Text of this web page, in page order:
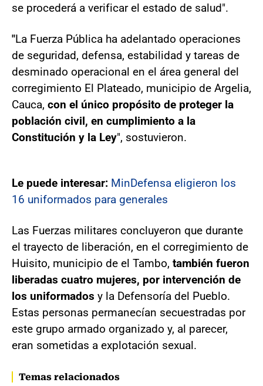
se procederá a verificar el estado de salud".
"La Fuerza Pública ha adelantado operaciones
de seguridad, defensa, estabilidad y tareas de
desminado operacional en el área general del
corregimiento El Plateado, municipio de Argelia,
Cauca, con el único propósito de proteger la
población civil, en cumplimiento a la
Constitución y la Ley", sostuvieron.
Le puede interesar: MinDefensa eligieron los
16 uniformados para generales
Las Fuerzas militares concluyeron que durante
el trayecto de liberación, en el corregimiento de
Huisito, municipio de el Tambo, también fueron
liberadas cuatro mujeres, por intervención de
los uniformados y la Defensoría del Pueblo.
Estas personas permanecían secuestradas por
este grupo armado organizado y, al parecer,
eran sometidas a explotación sexual.
Temas relacionados